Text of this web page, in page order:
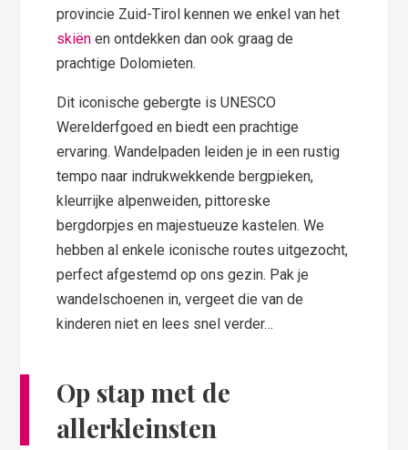
provincie Zuid-Tirol kennen we enkel van het
skiën en ontdekken dan ook graag de
prachtige Dolomieten.
Dit iconische gebergte is UNESCO
Werelderfgoed en biedt een prachtige
ervaring. Wandelpaden leiden je in een rustig
tempo naar indrukwekkende bergpieken,
kleurrijke alpenweiden, pittoreske
bergdorpjes en majestueuze kastelen. We
hebben al enkele iconische routes uitgezocht,
perfect afgestemd op ons gezin. Pak je
wandelschoenen in, vergeet die van de
kinderen niet en lees snel verder…
Op stap met de
allerkleinsten